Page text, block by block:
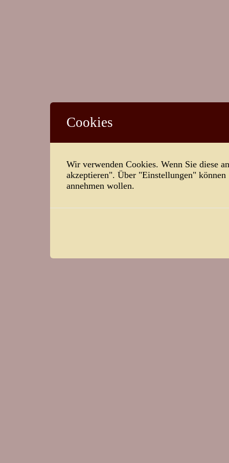
Cookies
Wir verwenden Cookies. Wenn Sie diese
akzeptieren". Über "Einstellungen"
annehmen wollen.